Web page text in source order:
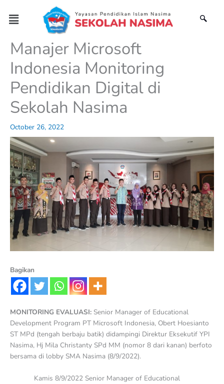
content
Menu
Manajer Microsoft
Indonesia Monitoring
Pendidikan Digital di
Sekolah Nasima
October 26, 2022
Bagikan
MONITORING EVALUASI: Senior Manager of Educational
Development Program PT Microsoft Indonesia, Obert Hoesianto
ST MPd (tengah berbaju batik) didampingi Direktur Eksekutif YPI
Nasima, Hj Mila Christanty SPd MM (nomor 8 dari kanan) berfoto
bersama di lobby SMA Nasima (8/9/2022).
Kamis 8/9/2022 Senior Manager of Educational